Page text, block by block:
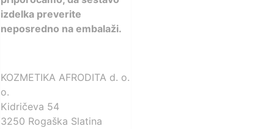
izdelka preverite
neposredno na embalaži.
KOZMETIKA AFRODITA d. o.
o.
Kidričeva 54
3250 Rogaška Slatina